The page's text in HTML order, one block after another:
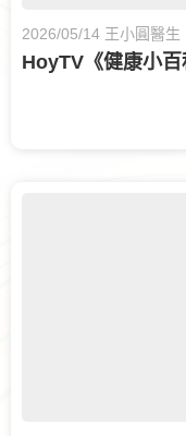
2026/05/14 王小圓醫生
HoyTV《健康小